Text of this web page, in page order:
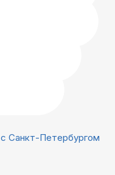
Санкт-Петербургом